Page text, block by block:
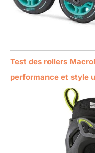
Test des rollers
performance et style